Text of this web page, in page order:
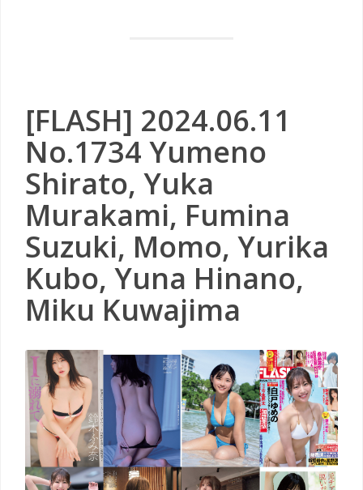
[FLASH] 2024.06.11
No.1734 Yumeno
Shirato, Yuka
Murakami, Fumina
Suzuki, Momo, Yurika
Kubo, Yuna Hinano,
Miku Kuwajima